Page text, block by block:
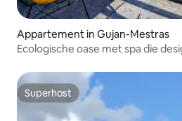
Appartement in Gujan-Mestras
Ecologische oase met spa die
Superhost
Superhost